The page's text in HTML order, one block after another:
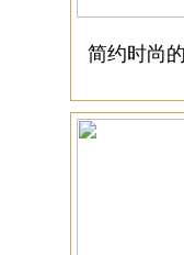
简约时尚